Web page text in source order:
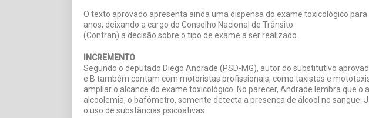
O texto aprovado apresenta ainda uma dispensa do exame toxicológico
anos, deixando a cargo do Conselho Nacional de Trânsito
(Contran) a decisão sobre o tipo de exame a ser realizado.
INCREMENTO
Segundo o deputado Diego Andrade (PSD-MG), autor do substitutivo
e B também contam com motoristas profissionais, como taxistas e
ampliar o alcance do exame toxicológico. No parecer, Andrade lembra que o
alcoolemia, o bafômetro, somente detecta a presença de álcool no sangue.
o uso de substâncias psicoativas.